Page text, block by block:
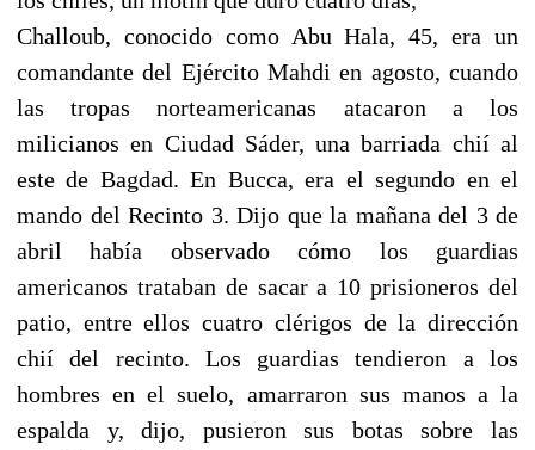
Challoub, conocido como Abu Hala, 45, era un
comandante del Ejército Mahdi en agosto, cuando
las tropas norteamericanas atacaron a los
milicianos en Ciudad Sáder, una barriada chií al
este de Bagdad. En Bucca, era el segundo en el
mando del Recinto 3. Dijo que la mañana del 3 de
abril había observado cómo los guardias
americanos trataban de sacar a 10 prisioneros del
patio, entre ellos cuatro clérigos de la dirección
chií del recinto. Los guardias tendieron a los
hombres en el suelo, amarraron sus manos a la
espalda y, dijo, pusieron sus botas sobre las